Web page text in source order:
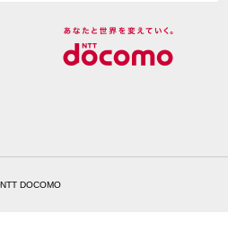
DOCOMO